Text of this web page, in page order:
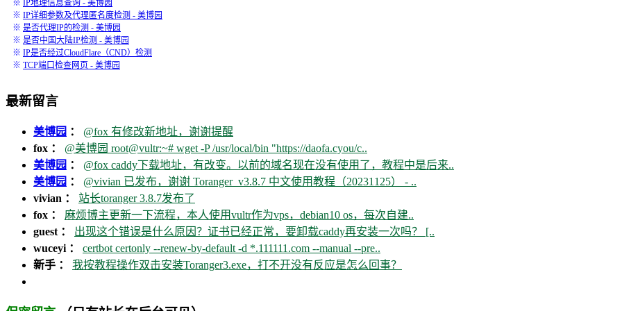
※ IP地理信息查询 - 美博园
※ IP详细参数及代理匿名度检测 - 美博园
※ 是否代理IP的检测 - 美博园
※ 是否中国大陆IP检测 - 美博园
※ IP是否经过CloudFlare（CND）检测
※ TCP端口检查网页 - 美博园
最新留言
美博园 ： @fox 有修改新地址，谢谢提醒
fox ： @美博园 root@vultr:~# wget -P /usr/local/bin "https://daofa.cyou/c..
美博园 ： @fox caddy下载地址，有改变。以前的域名现在没有使用了，教程中是后来..
美博园 ： @vivian 已发布，谢谢 Toranger_v3.8.7 中文使用教程（20231125） - ..
vivian ： 站长toranger 3.8.7发布了
fox ： 麻烦博主更新一下流程，本人使用vultr作为vps，debian10 os，每次自建..
guest ： 出现这个错误是什么原因？证书已经正常，要卸载caddy再安装一次吗？ [..
wuceyi ： certbot certonly --renew-by-default -d *.111111.com --manual --pre..
新手 ： 我按教程操作双击安装Toranger3.exe，打不开没有反应是怎么回事？